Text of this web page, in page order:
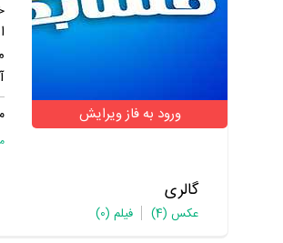
ورود به فاز ویرایش
گالری
عکس (4) فیلم (0)